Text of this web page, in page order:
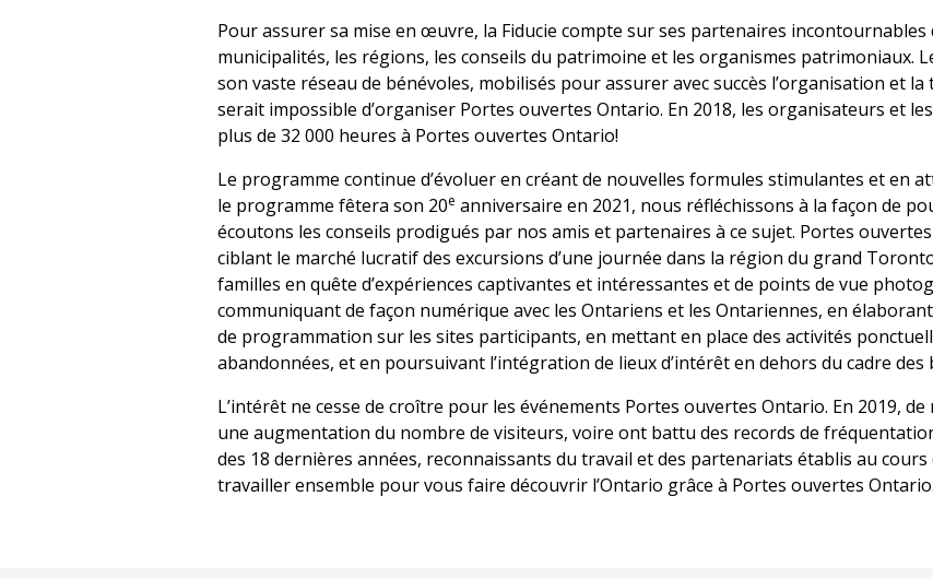
Pour assurer sa mise en œuvre, la Fiducie compte sur ses partenaires incontournables
municipalités, les régions, les conseils du patrimoine et les organismes patrimoniaux.
son vaste réseau de bénévoles, mobilisés pour assurer avec succès l’organisation et la
serait impossible d’organiser Portes ouvertes Ontario. En 2018, les organisateurs et
plus de 32 000 heures à Portes ouvertes Ontario!
Le programme continue d’évoluer en créant de nouvelles formules stimulantes et en
le programme fêtera son 20e anniversaire en 2021, nous réfléchissons à la façon de
écoutons les conseils prodigués par nos amis et partenaires à ce sujet. Portes
ciblant le marché lucratif des excursions d’une journée dans la région du grand
familles en quête d’expériences captivantes et intéressantes et de points de vue
communiquant de façon numérique avec les Ontariens et les Ontariennes, en
de programmation sur les sites participants, en mettant en place des activités
abandonnées, et en poursuivant l’intégration de lieux d’intérêt en dehors du cadre
L’intérêt ne cesse de croître pour les événements Portes ouvertes Ontario. En 2019,
une augmentation du nombre de visiteurs, voire ont battu des records de
des 18 dernières années, reconnaissants du travail et des partenariats établis au
travailler ensemble pour vous faire découvrir l’Ontario grâce à Portes ouvertes Ontario.